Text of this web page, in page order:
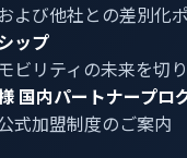
よび他社との差別化
ップ
ビリティの未来を切
国内パートナープロ
式加盟制度のご案内
カテゴリー